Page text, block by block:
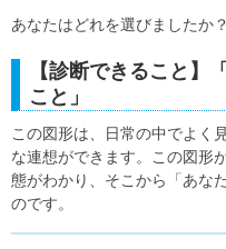
あなたはどれを選びましたか
【診断できること】
こと」
この図形は、日常の中でよく
な連想ができます。この図形
態がわかり、そこから「あな
のです。